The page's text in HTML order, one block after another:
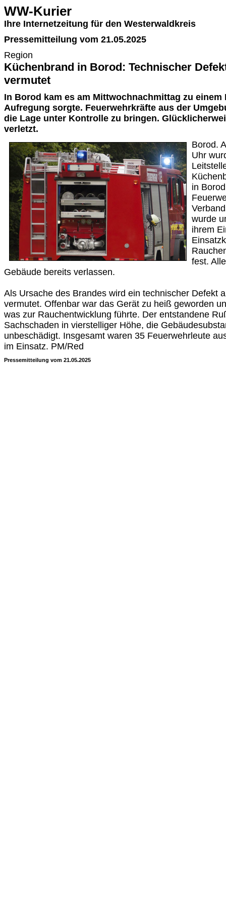
WW-Kurier
Ihre Internetzeitung für den Westerwaldkreis
Pressemitteilung vom 21.05.2025
Region
Küchenbrand in Borod: Technischer
vermutet
In Borod kam es am Mittwochnachmittag zu
Aufregung sorgte. Feuerwehrkräfte aus der
die Lage unter Kontrolle zu bringen.
verletzt.
Borod.
Uhr
in
wurde
ihrem
fest.
Gebäude bereits verlassen.
Als Ursache des Brandes wird ein technischer Defekt
vermutet. Offenbar war das Gerät zu heiß geworden
was zur Rauchentwicklung führte. Der entstandene
Sachschaden in vierstelliger Höhe, die
unbeschädigt. Insgesamt waren 35 Feuerwehrleute
im Einsatz. PM/Red
Pressemitteilung vom 21.05.2025